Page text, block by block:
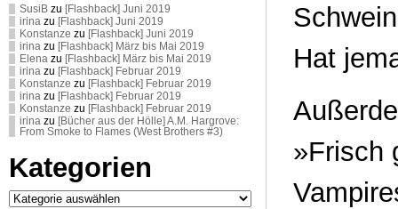
SusiB zu [Flashback] Juni 2019
irina zu [Flashback] Juni 2019
Konstanze zu [Flashback] Juni 2019
irina zu [Flashback] März bis Mai 2019
Elena zu [Flashback] März bis Mai 2019
irina zu [Flashback] Februar 2019
Konstanze zu [Flashback] Februar 2019
irina zu [Flashback] Februar 2019
Konstanze zu [Flashback] Februar 2019
irina zu [Bücher aus der Hölle] A.M. Hargrove:
From Smoke to Flames (West Brothers #3)
Kategorien
Kategorien
Hat
»Frisch